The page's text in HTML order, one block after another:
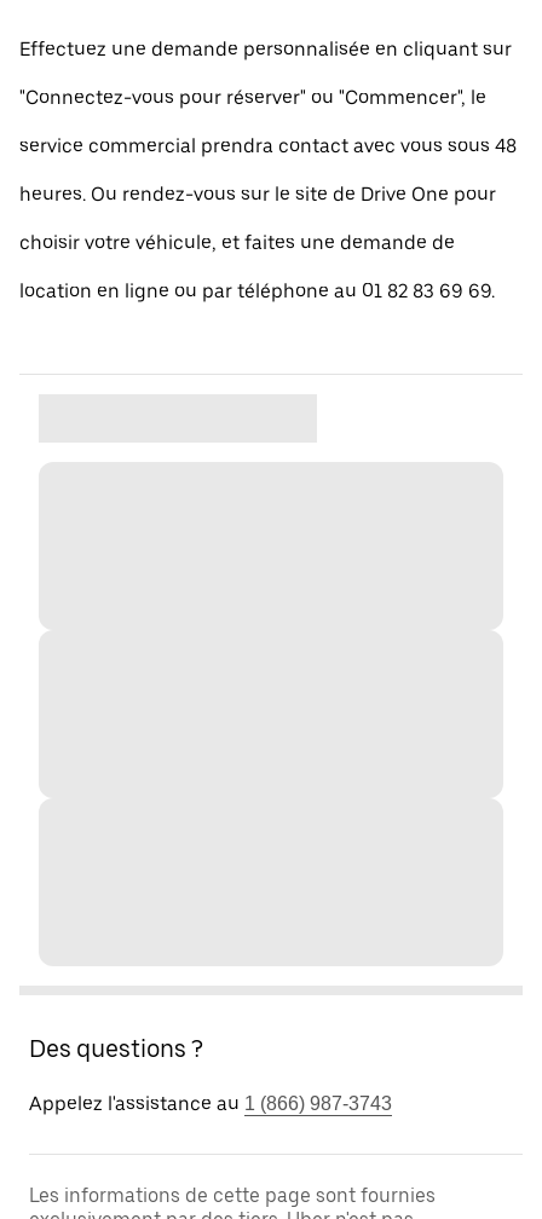
Effectuez une demande personnalisée en cliquant sur
"Connectez-vous pour réserver" ou "Commencer", le
service commercial prendra contact avec vous sous 48
heures. Ou rendez-vous sur le site de Drive One pour
choisir votre véhicule, et faites une demande de
location en ligne ou par téléphone au 01 82 83 69 69.
Des questions ?
Appelez l'assistance au 1 (866) 987-3743
Les informations de cette page sont fournies